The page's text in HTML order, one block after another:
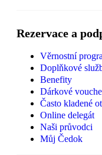
Rezervace a
Věrnostní
Doplňkové
Benefity
Dárkové
Často kladené
Online delegát
Naši průvodci
Můj Čedok